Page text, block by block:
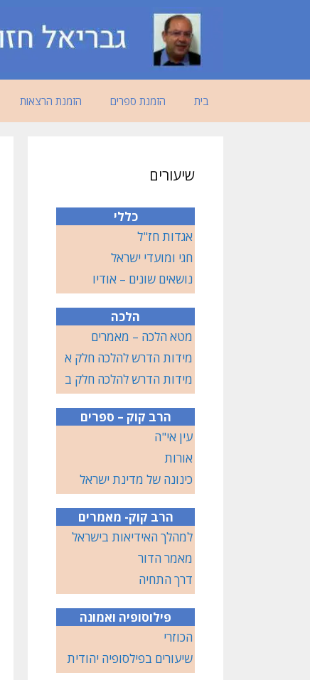
בית הזמנת ספרים הזמנת הרצאות
שיעורים
כללי
אגדות חז"ל
חגי ומועדי ישראל
נושאים שונים – אודיו
הלכה
מטא הלכה – מאמרים
מידות הדרש להלכה חלק א
מידות הדרש להלכה חלק ב
הרב קוק – ספרים
עין אי"ה
אורות
כינונה של מדינת ישראל
הרב קוק- מאמרים
למהלך האידיאות בישראל
מאמר הדור
דרך התחיה
פילוסופיה ואמונה
הכוזרי
שיעורים בפילסופיה יהודית